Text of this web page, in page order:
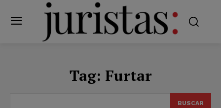
Tag: Furtar
BUSCAR